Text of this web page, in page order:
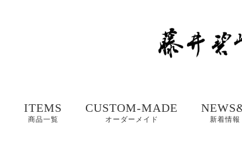
ITEMS
商品一覧
CUSTOM-MADE
オーダーメイド 新着情報